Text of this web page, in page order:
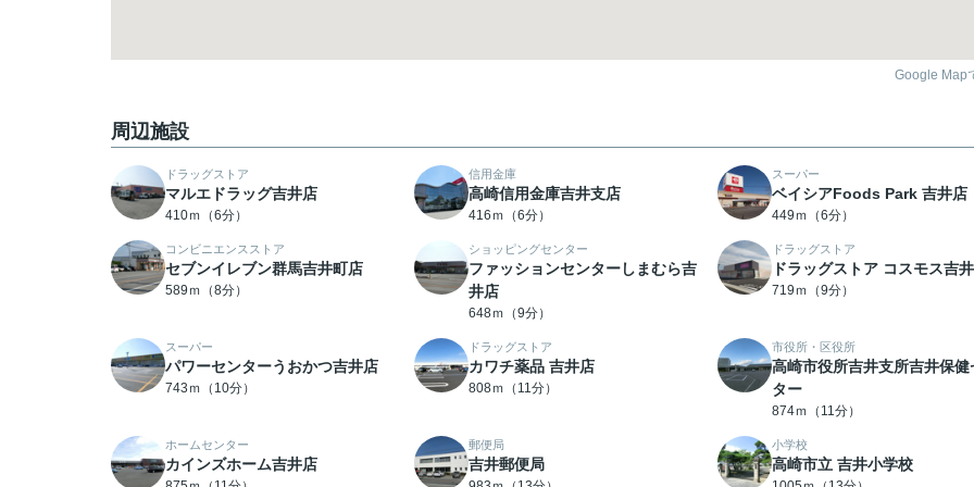
Google Map
周辺施設
ドラッグストア
マルエドラッグ吉井店
410ｍ（6分）
信用金庫
高崎信用金庫吉井支店
416ｍ（6分）
スーパー
ベイシアFoods Park 吉井店
449ｍ（6分）
コンビニエンスストア
セブンイレブン群馬吉井町店
589ｍ（8分）
ショッピングセンター
ファッションセンターしまむら吉
井店
648ｍ（9分）
ドラッグストア
ドラッグストア コスモス吉
719ｍ（9分）
スーパー
パワーセンターうおかつ吉井店
743ｍ（10分）
ドラッグストア
カワチ薬品 吉井店
808ｍ（11分）
市役所・区役所
高崎市役所吉井支所吉井保健
ター
874ｍ（11分）
ホームセンター
カインズホーム吉井店
郵便局
吉井郵便局
小学校
高崎市立 吉井小学校